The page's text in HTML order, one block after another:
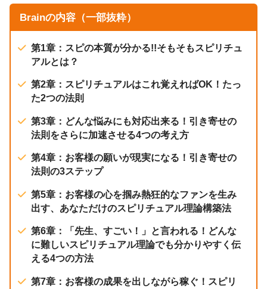
Brainの内容（一部抜粋）
第1章：スピの本質が分かる!!そもそもスピリチュ
アルとは？
第2章：スピリチュアルはこれ覚えればOK！たっ
た2つの法則
第3章：どんな悩みにも対応出来る！引き寄せの
法則をさらに加速させる4つの考え方
第4章：お客様の願いが現実になる！引き寄せの
法則の3ステップ
第5章：お客様の心を掴み熱狂的なファンを生み
出す、あなただけのスピリチュアル理論構築法
第6章：「先生、すごい！」と言われる！どんな
に難しいスピリチュアル理論でも分かりやすく伝
える4つの方法
第7章：お客様の成果を出しながら稼ぐ！スピリ